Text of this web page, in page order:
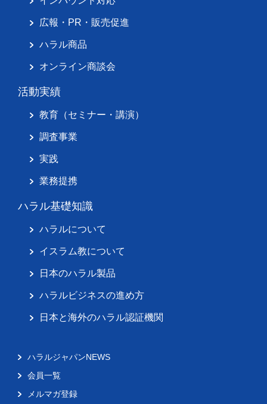
広報・PR・販売促進
ハラル商品
オンライン商談会
活動実績
教育（セミナー・講演）
調査事業
実践
業務提携
ハラル基礎知識
ハラルについて
イスラム教について
日本のハラル製品
ハラルビジネスの進め方
日本と海外のハラル認証機関
ハラルジャパンNEWS
会員一覧
メルマガ登録